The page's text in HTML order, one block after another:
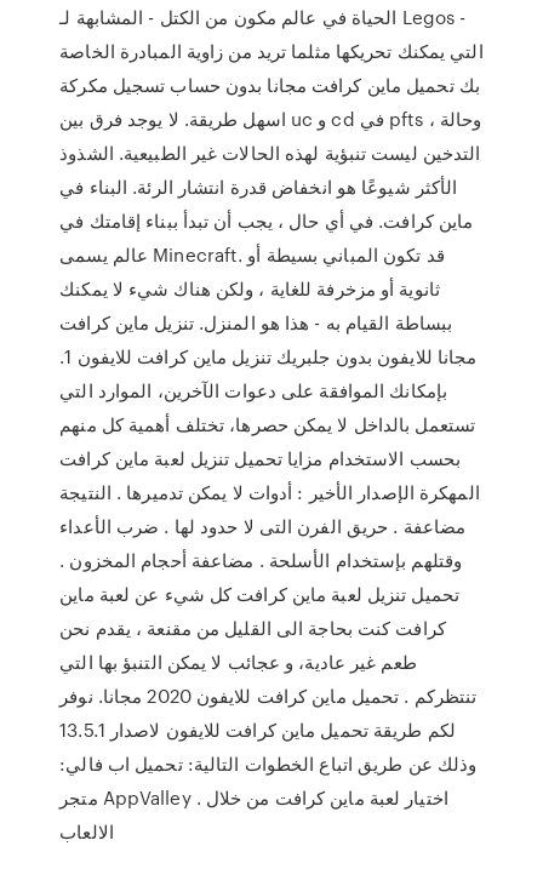
الحياة في عالم مكون من الكتل - المشابهة لـ Legos -
التي يمكنك تحريكها مثلما تريد من زاوية المبادرة الخاصة
بك تحميل ماين كرافت مجانا بدون حساب تسجيل مكركة
اسهل طريقة. لا يوجد فرق بين uc و cd في pfts ، وحالة
التدخين ليست تنبؤية لهذه الحالات غير الطبيعية. الشذوذ
الأكثر شيوعًا هو انخفاض قدرة انتشار الرئة. البناء في
ماين كرافت. في أي حال ، يجب أن تبدأ ببناء إقامتك في
عالم يسمى Minecraft. قد تكون المباني بسيطة أو
ثانوية أو مزخرفة للغاية ، ولكن هناك شيء لا يمكنك
ببساطة القيام به - هذا هو المنزل. تنزيل ماين كرافت
مجانا للايفون بدون جلبريك تنزيل ماين كرافت للايفون 1.
بإمكانك الموافقة على دعوات الآخرين، الموارد التي
تستعمل بالداخل لا يمكن حصرها، تختلف أهمية كل منهم
بحسب الاستخدام مزايا تحميل تنزيل لعبة ماين كرافت
المهكرة الإصدار الأخير : أدوات لا يمكن تدميرها . النتيجة
مضاعفة . حريق الفرن التى لا حدود لها . ضرب الأعداء
وقتلهم بإستخدام الأسلحة . مضاعفة أحجام المخزون .
تحميل تنزيل لعبة ماين كرافت كل شيء عن لعبة ماين
كرافت كنت بحاجة الى القليل من مقنعة ، يقدم نحن
طعم غير عادية، و عجائب لا يمكن التنبؤ بها التي
تنتظركم . تحميل ماين كرافت للايفون 2020 مجانا. نوفر
لكم طريقة تحميل ماين كرافت للايفون لاصدار 13.5.1
وذلك عن طريق اتباع الخطوات التالية: تحميل اب فالي:
متجر AppValley . اختيار لعبة ماين كرافت من خلال
الالعاب